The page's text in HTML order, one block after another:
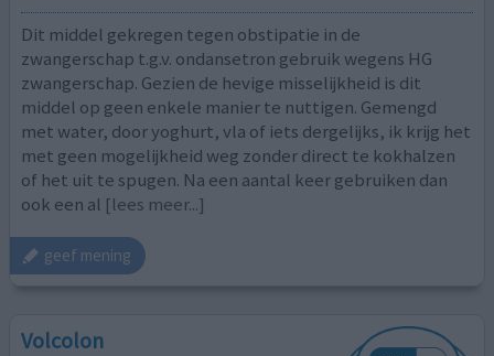
Dit middel gekregen tegen obstipatie in de
zwangerschap t.g.v. ondansetron gebruik wegens HG
zwangerschap. Gezien de hevige misselijkheid is dit
middel op geen enkele manier te nuttigen. Gemengd
met water, door yoghurt, vla of iets dergelijks, ik krijg het
met geen mogelijkheid weg zonder direct te kokhalzen
of het uit te spugen. Na een aantal keer gebruiken dan
ook een al [lees meer...]
geef mening
Volcolon